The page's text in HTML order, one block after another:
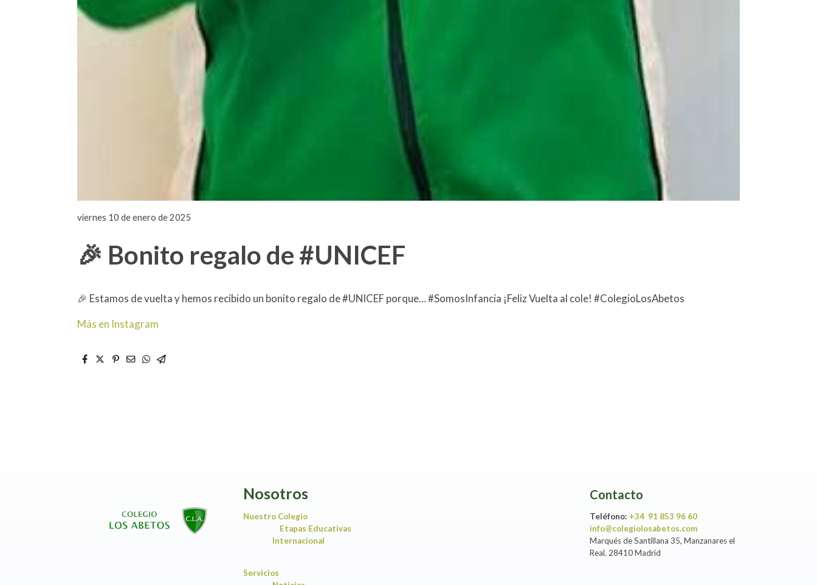
viernes 10 de enero de 2025
🎉 Bonito regalo de #UNICEF
🎉 Estamos de vuelta y hemos recibido un bonito regalo de #UNICEF porque… #SomosInfancia ¡Feliz Vuelta al cole! #ColegioLosAbetos
Más en Instagram
Nosotros
Nuestro Colegio
Etapas Educativas
Internacional
Servicios
Contacto
Teléfono: +34 91 853 96 60
info@colegiolosabetos.com
Marqués de Santillana 35, Manzanares el
Real. 28410 Madrid